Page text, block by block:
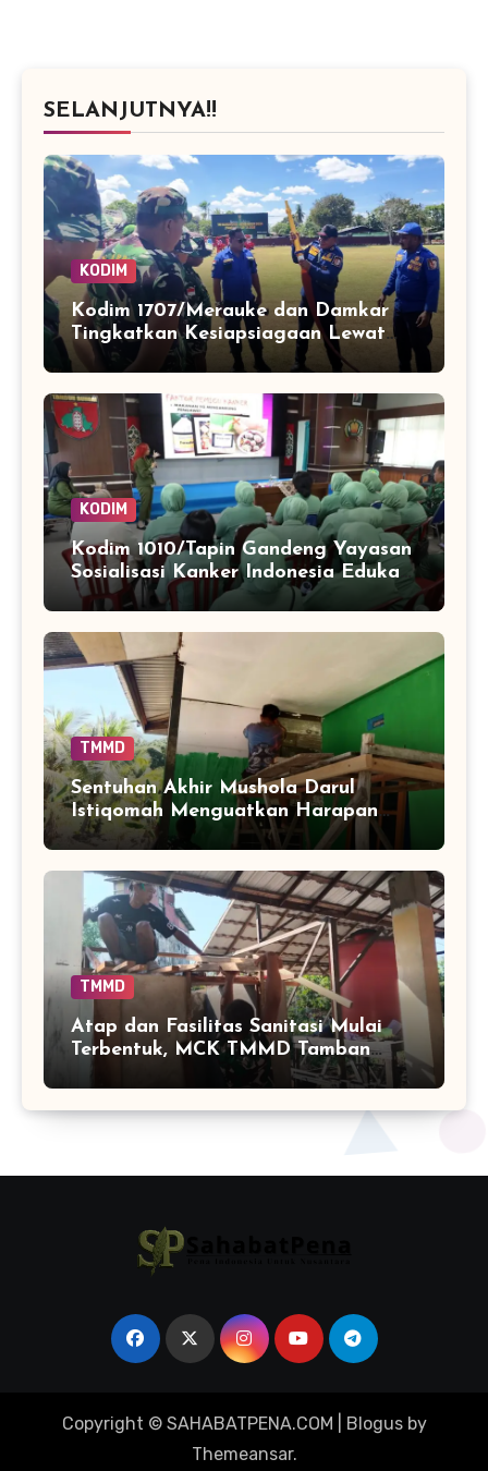
SELANJUTNYA!!
KODIM
Kodim 1707/Merauke dan Damkar
Tingkatkan Kesiapsiagaan Lewat
Pelatihan Pemadaman Kebakaran
KODIM
Kodim 1010/Tapin Gandeng Yayasan
Sosialisasi Kanker Indonesia Edukasi
Personel dan Persit
TMMD
Sentuhan Akhir Mushola Darul
Istiqomah Menguatkan Harapan
Warga Tamban Bangun
TMMD
Atap dan Fasilitas Sanitasi Mulai
Terbentuk, MCK TMMD Tamban
Bangun Masuki Tahap Penentu
Copyright © SAHABATPENA.COM Blogusby
Themeansar.